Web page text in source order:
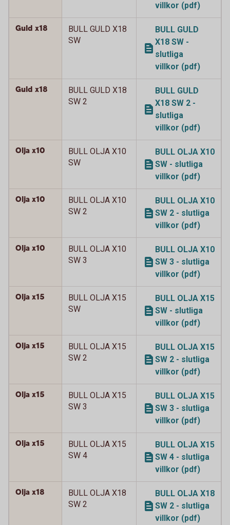
villkor (pdf)
Guld x18
BULL GULD X18
SW
BULL GULD
X18 SW -
slutliga
villkor (pdf)
Guld x18
BULL GULD X18
SW 2
BULL GULD
X18 SW 2 -
slutliga
villkor (pdf)
Olja x10
BULL OLJA X10
SW
BULL OLJA X10
SW - slutliga
villkor (pdf)
Olja x10
BULL OLJA X10
SW 2
BULL OLJA X10
SW 2 - slutliga
villkor (pdf)
Olja x10
BULL OLJA X10
SW 3
BULL OLJA X10
SW 3 - slutliga
villkor (pdf)
Olja x15
BULL OLJA X15
SW
BULL OLJA X15
SW - slutliga
villkor (pdf)
Olja x15
BULL OLJA X15
SW 2
BULL OLJA X15
SW 2 - slutliga
villkor (pdf)
Olja x15
BULL OLJA X15
SW 3
BULL OLJA X15
SW 3 - slutliga
villkor (pdf)
Olja x15
BULL OLJA X15
SW 4
BULL OLJA X15
SW 4 - slutliga
villkor (pdf)
Olja x18
BULL OLJA X18
SW 2
BULL OLJA X18
SW 2 - slutliga
villkor (pdf)